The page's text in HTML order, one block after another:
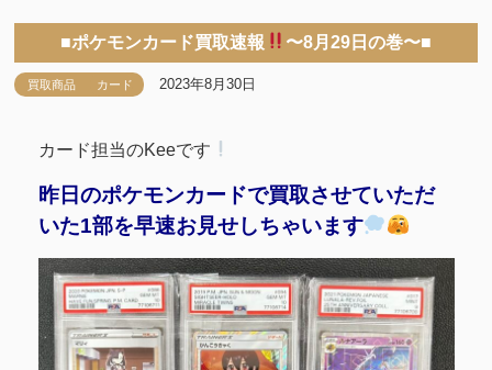
■ポケモンカード買取速報 〜8月29日の巻〜■
買取商品 カード 2023年8月30日
カード担当のKeeです
昨日のポケモンカードで買取させていただ
いた1部を早速お見せしちゃいます